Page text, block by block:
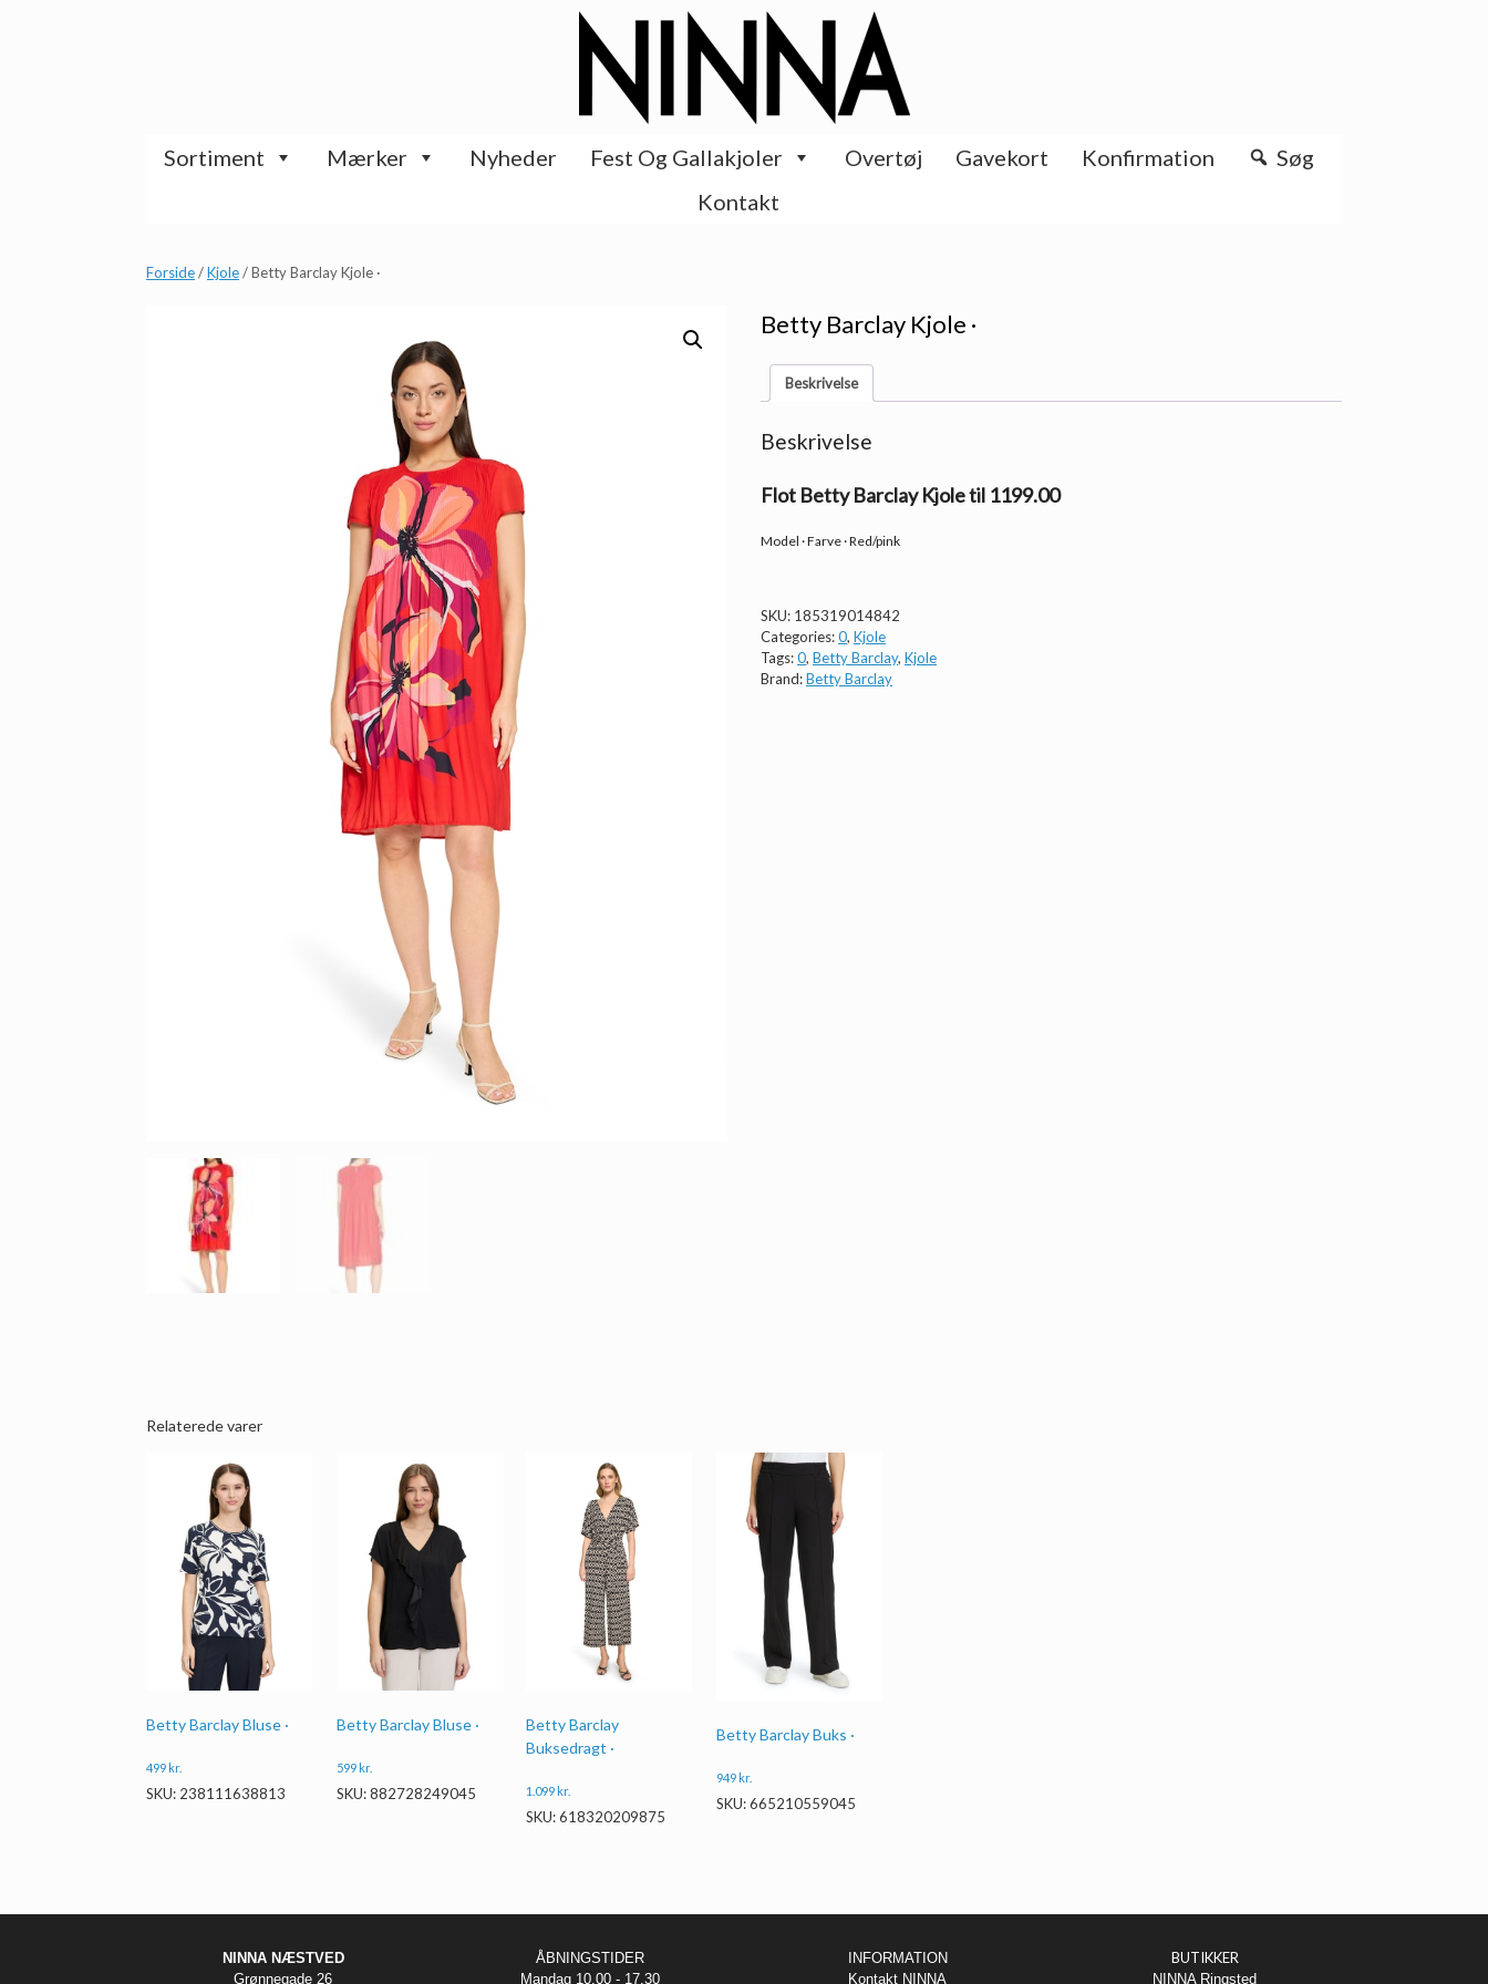
Sortiment Mærker Nyheder Fest Og Gallakjoler Overtøj Gavekort Konfirmation
Søg
Kontakt
Forside/Kjole/ Betty Barclay Kjole ·
Betty Barclay Kjole ·
Beskrivelse
Beskrivelse
Flot Betty Barclay Kjole til 1199.00
Model · Farve · Red/pink
SKU: 185319014842
Categories:0, Kjole
Tags:0, Betty Barclay, Kjole
Brand:Betty Barclay
Relaterede varer
Betty Barclay Bluse ·
499 kr.
SKU: 238111638813
Betty Barclay Bluse ·
599 kr.
SKU: 882728249045
Betty Barclay
Buksedragt ·
1.099 kr.
SKU: 618320209875
Betty Barclay Buks ·
949 kr.
SKU: 665210559045
NINNA NÆSTVED
Grønnegade 26
ÅBNINGSTIDER
Mandag 10.00 - 17.30
INFORMATION
Kontakt NINNA
BUTIKKER
NINNA Ringsted